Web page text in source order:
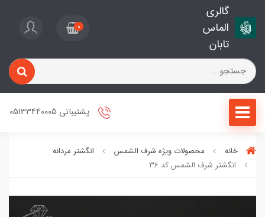
گالری
الماس
تابان
0
پشتیبانی 05133440005
خانه محصولات ویژه شرف الشمس
انگشتر مردانه
انگشتر شرف الشمس کد 36